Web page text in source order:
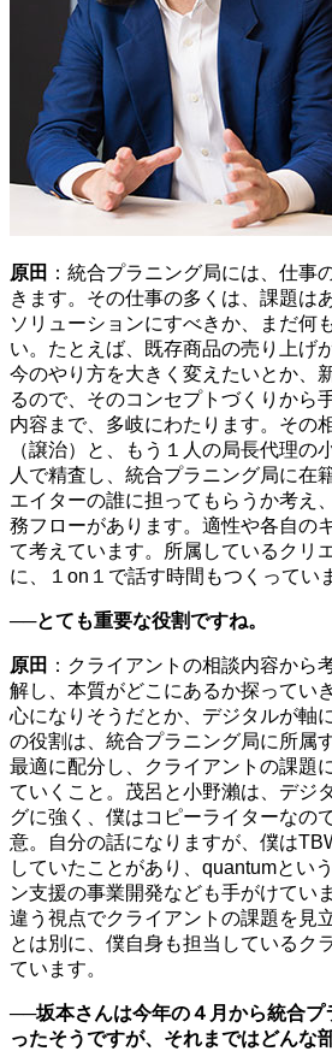
原田 ：統合プラニング局には、仕事
きます。その仕事の多くは、課題は
ソリューションにすべきか、まだ何
い。たとえば、既存商品の売り上げ
今のやり方を大きく変えたいとか、
るので、そのコンセプトづくりから
内容まで、多岐にわたります。その
（譲治）と、もう１人の局長代理の
人で精査し、統合プラニング局に在
エイターの誰に担ってもらうか考え
務フローがあります。適性や各自の
て考えています。所属しているクリ
に、１on１で話す時間もつくってい
──とても重要な役割ですね。
原田 ：クライアントの相談内容から
解し、本質がどこにあるか探ってい
心になりそうだとか、デジタルが軸
の役割は、統合プラニング局に所属
最適に配分し、クライアントの課題
ていくこと。茂呂と小野瀨は、デジ
グに強く、僕はコピーライターなの
意。自分の話になりますが、僕は
していたことがあり、quantumとい
ン支援の事業開発なども手がけてい
違う視点でクライアントの課題を見
とは別に、僕自身も担当しているク
ています。
──坂本さんは今年の４月から統合プ
ったそうですが、それまではどんな